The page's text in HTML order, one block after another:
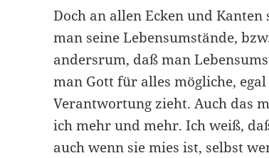
Doch an allen Ecken und
man seine Lebensumstände,
andersrum, daß man
man Gott für alles mögliche,
Verantwortung zieht. Auch das
ich mehr und mehr. Ich weiß,
auch wenn sie mies ist, selbst